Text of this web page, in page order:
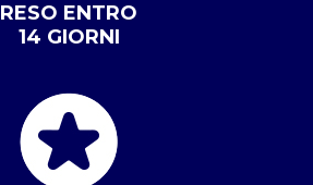
RESO ENTRO
14 GIORNI